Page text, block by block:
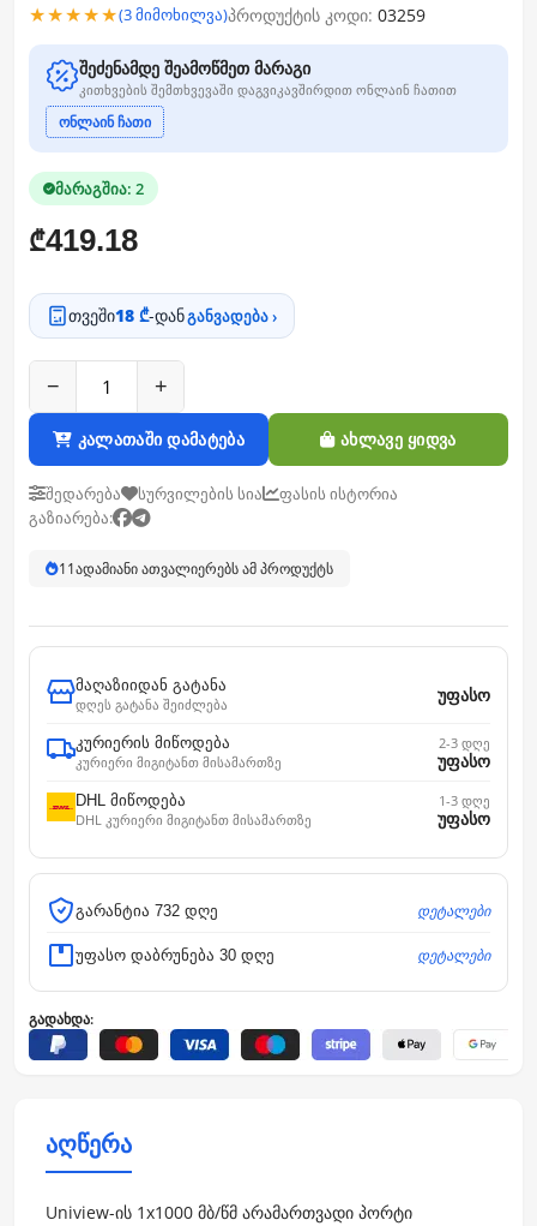
★★★★★(3 მიმოხილვა)პროდუქტის კოდი: 03259
შეძენამდე შეამოწმეთ მარაგი
კითხვების შემთხვევაში დაგვიკავშირდით ონლაინ ჩათით
ონლაინ ჩათი
მარაგშია: 2
₾419.18
თვეში18 ₾-დანგანვადება ›
− +
კალათაში დამატება ახლავე ყიდვა
შედარება სურვილების სია
ფასის ისტორია
გაზიარება:
11ადამიანი ათვალიერებს ამ პროდუქტს
მაღაზიიდან გატანა
დღეს გატანა შეიძლება
უფასო
კურიერის მიწოდება
კურიერი მიგიტანთ მისამართზე
2-3 დღე
უფასო
DHL მიწოდება
DHL კურიერი მიგიტანთ მისამართზე
1-3 დღე
უფასო
გარანტია 732 დღე დეტალები
უფასო დაბრუნება 30 დღე დეტალები
გადახდა:
აღწერა
Uniview-ის 1x1000 მბ/წმ არამართვადი პორტი